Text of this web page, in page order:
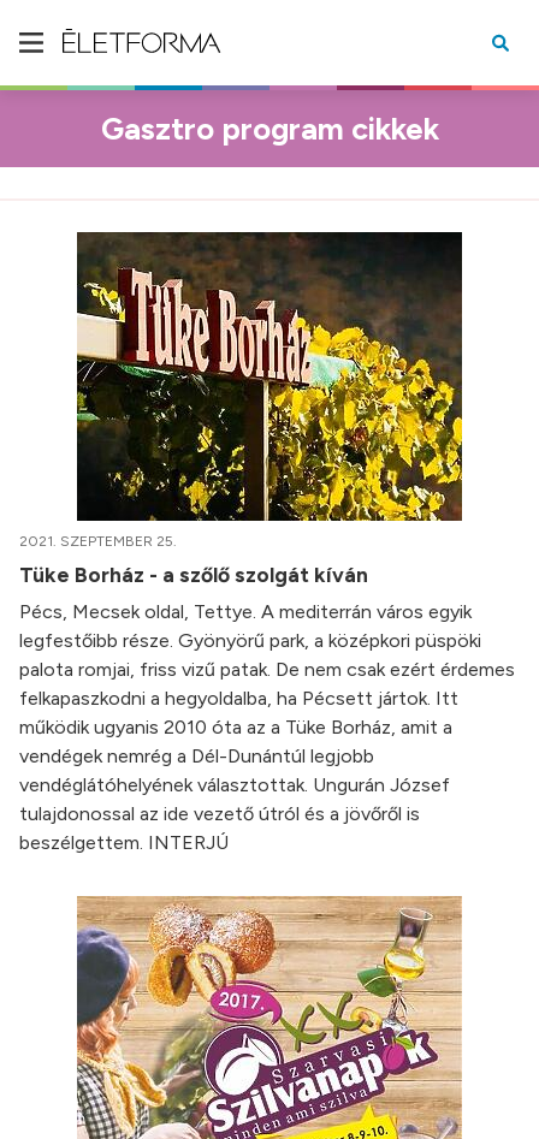
Gasztro program cikkek
2021. SZEPTEMBER 25.
Tüke Borház - a szőlő szolgát kíván
Pécs, Mecsek oldal, Tettye. A mediterrán város egyik
legfestőibb része. Gyönyörű park, a középkori püspöki
palota romjai, friss vizű patak. De nem csak ezért érdemes
felkapaszkodni a hegyoldalba, ha Pécsett jártok. Itt
működik ugyanis 2010 óta az a Tüke Borház, amit a
vendégek nemrég a Dél-Dunántúl legjobb
vendéglátóhelyének választottak. Ungurán József
tulajdonossal az ide vezető útról és a jövőről is
beszélgettem. INTERJÚ